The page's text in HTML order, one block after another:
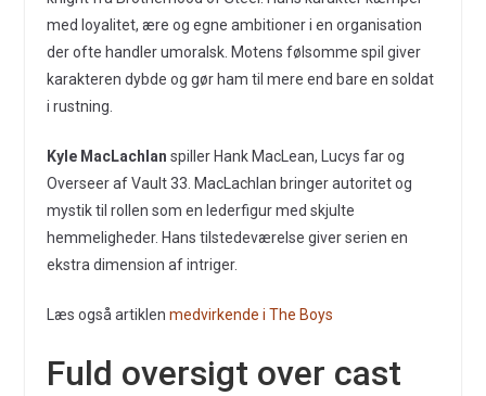
med loyalitet, ære og egne ambitioner i en organisation
der ofte handler umoralsk. Motens følsomme spil giver
karakteren dybde og gør ham til mere end bare en soldat
i rustning.
Kyle MacLachlan spiller Hank MacLean, Lucys far og
Overseer af Vault 33. MacLachlan bringer autoritet og
mystik til rollen som en lederfigur med skjulte
hemmeligheder. Hans tilstedeværelse giver serien en
ekstra dimension af intriger.
Læs også artiklen medvirkende i The Boys
Fuld oversigt over cast